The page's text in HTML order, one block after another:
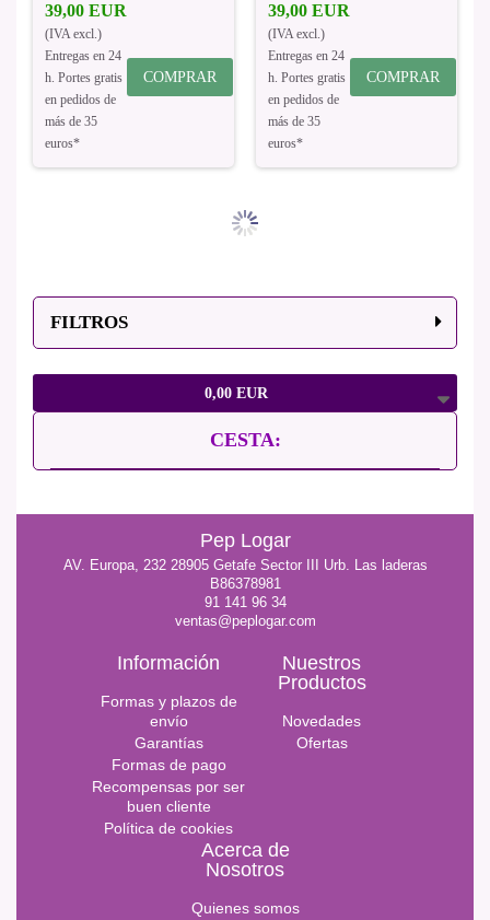
FILTROS
0,00 EUR
CESTA:
39,00 EUR
(IVA excl.)
Entregas en 24
h. Portes gratis
en pedidos de
más de 35
euros*
COMPRAR
39,00 EUR
(IVA excl.)
Entregas en 24
h. Portes gratis
en pedidos de
más de 35
euros*
COMPRAR
Pep Logar
AV. Europa, 232 28905 Getafe Sector III Urb. Las laderas
B86378981
91 141 96 34
ventas@peplogar.com
Información
Formas y plazos de
envío
Garantías
Formas de pago
Recompensas por ser
buen cliente
Política de cookies
Nuestros
Productos
Novedades
Ofertas
Acerca de
Nosotros
Quienes somos